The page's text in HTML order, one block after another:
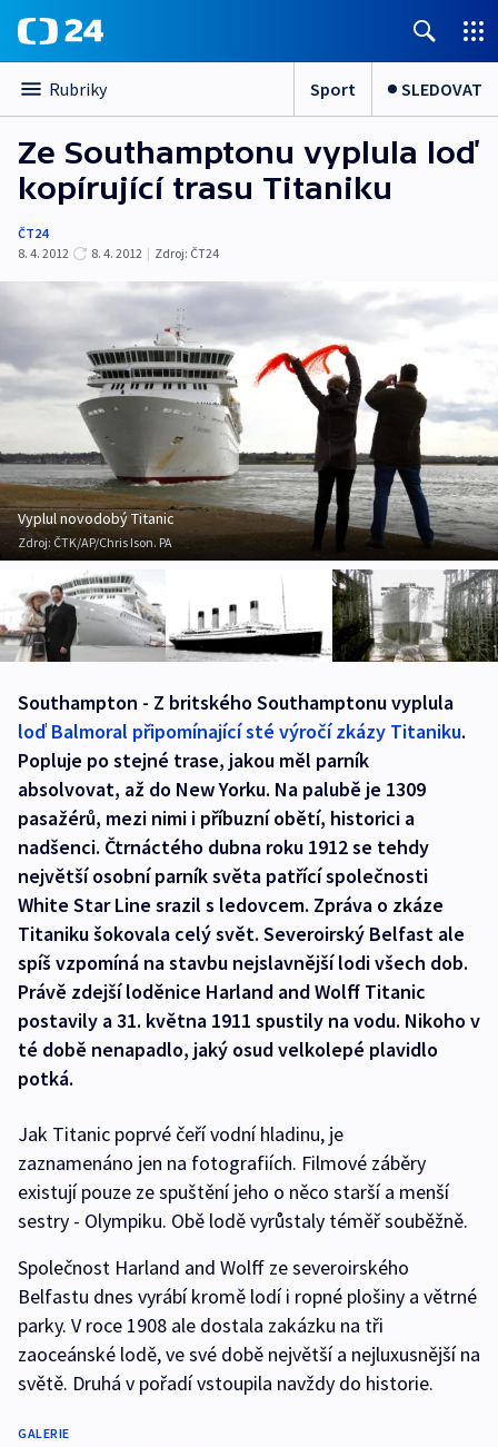
Rubriky Sport SLEDOVAT
Ze Southamptonu vyplula loď
kopírující trasu Titaniku
ČT24
8. 4. 2012
8. 4. 2012 | Zdroj: ČT24
Vyplul novodobý Titanic
Zdroj: ČTK/AP/Chris Ison. PA
Southampton - Z britského Southamptonu vyplula
loď Balmoral připomínající sté výročí zkázy Titaniku.
Popluje po stejné trase, jakou měl parník
absolvovat, až do New Yorku. Na palubě je 1309
pasažérů, mezi nimi i příbuzní obětí, historici a
nadšenci. Čtrnáctého dubna roku 1912 se tehdy
největší osobní parník světa patřící společnosti
White Star Line srazil s ledovcem. Zpráva o zkáze
Titaniku šokovala celý svět. Severoirský Belfast ale
spíš vzpomíná na stavbu nejslavnější lodi všech dob.
Právě zdejší loděnice Harland and Wolff Titanic
postavily a 31. května 1911 spustily na vodu. Nikoho v
té době nenapadlo, jaký osud velkolepé plavidlo
potká.
Jak Titanic poprvé čeří vodní hladinu, je
zaznamenáno jen na fotografiích. Filmové záběry
existují pouze ze spuštění jeho o něco starší a menší
sestry - Olympiku. Obě lodě vyrůstaly téměř souběžně.
Společnost Harland and Wolff ze severoirského
Belfastu dnes vyrábí kromě lodí i ropné plošiny a větrné
parky. V roce 1908 ale dostala zakázku na tři
zaoceánské lodě, ve své době největší a nejluxusnější na
světě. Druhá v pořadí vstoupila navždy do historie.
GALERIE